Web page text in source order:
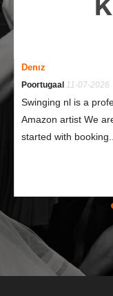
Denız
Poortugaal 11-07-2026
Swinging nl is a
Amazon artist We
started with booking...